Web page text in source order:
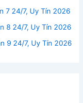
7 24/7, Uy Tín 2026
8 24/7, Uy Tín 2026
9 24/7, Uy Tín 2026